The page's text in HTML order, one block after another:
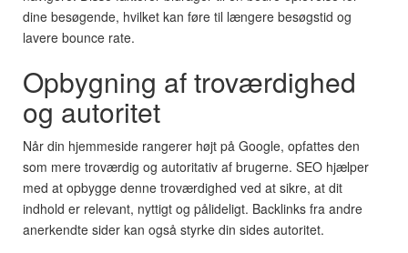
dine besøgende, hvilket kan føre til længere besøgstid og
lavere bounce rate.
Opbygning af troværdighed
og autoritet
Når din hjemmeside rangerer højt på Google, opfattes den
som mere troværdig og autoritativ af brugerne. SEO hjælper
med at opbygge denne troværdighed ved at sikre, at dit
indhold er relevant, nyttigt og pålideligt. Backlinks fra andre
anerkendte sider kan også styrke din sides autoritet.